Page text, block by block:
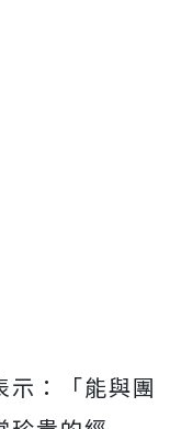
示：「能與團